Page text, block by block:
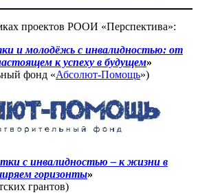
проектов РООИ «Перспектива»:
и молодёжь с инвалидностью: от
к успеху в будущем»
фонд «Абсолют-Помощь»)
с инвалидностью – к жизни в
горизонты»
грантов)